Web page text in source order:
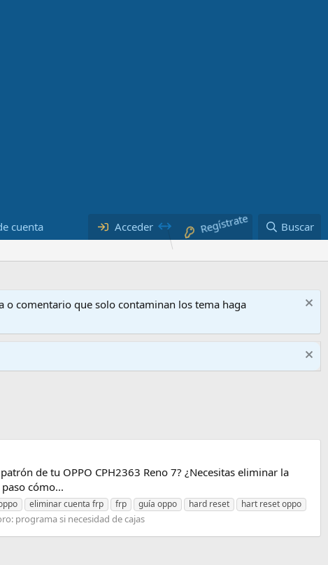
cuenta Acceder Regístrate Buscar
comentario que solo contaminan los tema haga
de tu OPPO CPH2363 Reno 7? ¿Necesitas eliminar la
cómo...
eliminar cuenta frp frp guía oppo hard reset
hart reset oppo
programa si necesidad de cajas